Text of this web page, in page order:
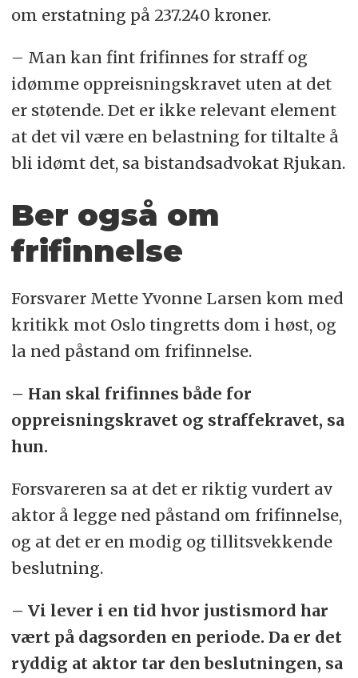
om erstatning på 237.240 kroner.
– Man kan fint frifinnes for straff og
idømme oppreisningskravet uten at det
er støtende. Det er ikke relevant element
at det vil være en belastning for tiltalte å
bli idømt det, sa bistandsadvokat Rjukan.
Ber også om
frifinnelse
Forsvarer Mette Yvonne Larsen kom med
kritikk mot Oslo tingretts dom i høst, og
la ned påstand om frifinnelse.
– Han skal frifinnes både for
oppreisningskravet og straffekravet, sa
hun.
Forsvareren sa at det er riktig vurdert av
aktor å legge ned påstand om frifinnelse,
og at det er en modig og tillitsvekkende
beslutning.
– Vi lever i en tid hvor justismord har
vært på dagsorden en periode. Da er det
ryddig at aktor tar den beslutningen, sa